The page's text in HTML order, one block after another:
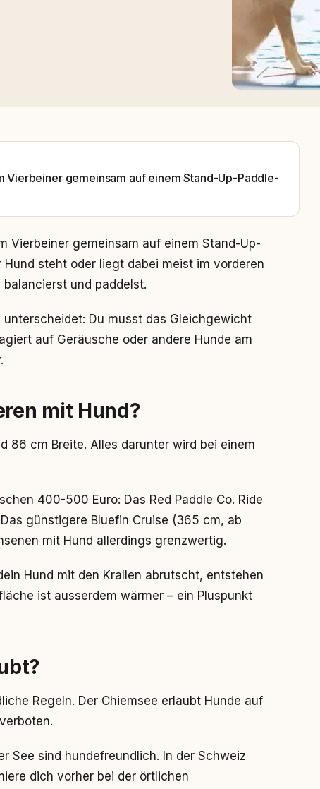
Vierbeiner gemeinsam auf einem Stand-Up-Paddle-
Vierbeiner gemeinsam auf einem Stand-Up-
Hund steht oder liegt dabei meist im vorderen
und paddelst.
Du musst das Gleichgewicht
auf Geräusche oder andere Hunde am
mit Hund?
86 cm Breite. Alles darunter wird bei einem
400-500 Euro: Das Red Paddle Co. Ride
günstigere Bluefin Cruise (365 cm, ab
mit Hund allerdings grenzwertig.
Hund mit den Krallen abrutscht, entstehen
ist ausserdem wärmer – ein Pluspunkt
Regeln. Der Chiemsee erlaubt Hunde auf
See sind hundefreundlich. In der Schweiz
dich vorher bei der örtlichen